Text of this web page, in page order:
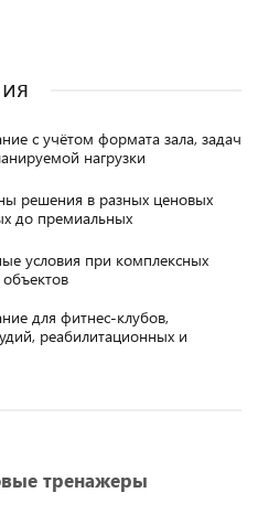
с учётом формата зала, задач
нагрузки
решения в разных ценовых
до премиальных
условия при комплексных
для фитнес-клубов,
реабилитационных и
тренажеры